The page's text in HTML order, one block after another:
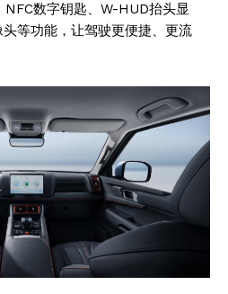
数字钥匙、W-HUD抬头显
等功能，让驾驶更便捷、更流